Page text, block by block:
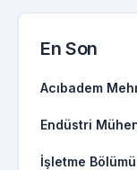
En Son
Acıbadem
Endüstri
İşletme